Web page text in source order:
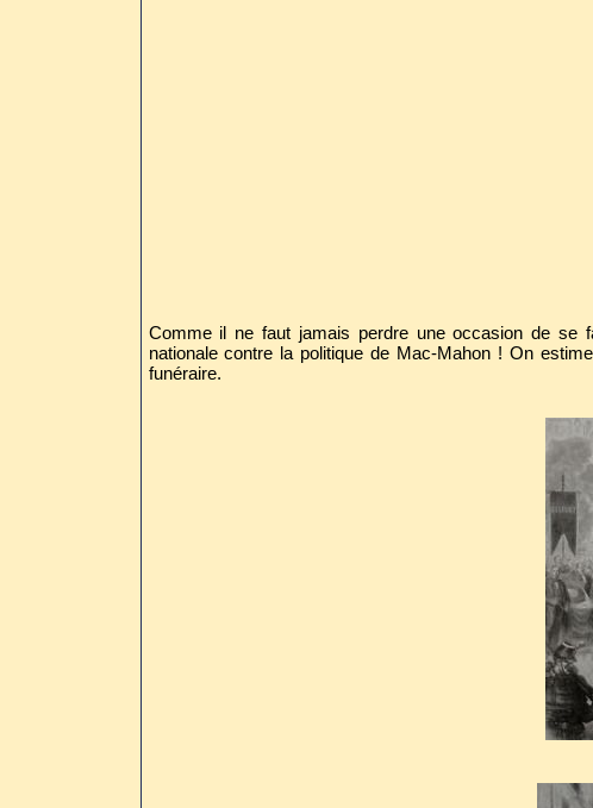
Comme il ne faut jamais perdre une occasion de se
nationale contre la politique de Mac-Mahon ! On
funéraire.